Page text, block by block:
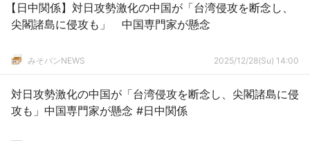
【日中関係】対日攻勢激化の中国が「台湾侵攻を断念し、
尖閣諸島に侵攻も」 中国専門家が懸念
みそパンNEWS 2025/12/28(Su) 14:00
対日攻勢激化の中国が「台湾侵攻を断念し、尖閣諸島に侵
攻も」中国専門家が懸念 #日中関係